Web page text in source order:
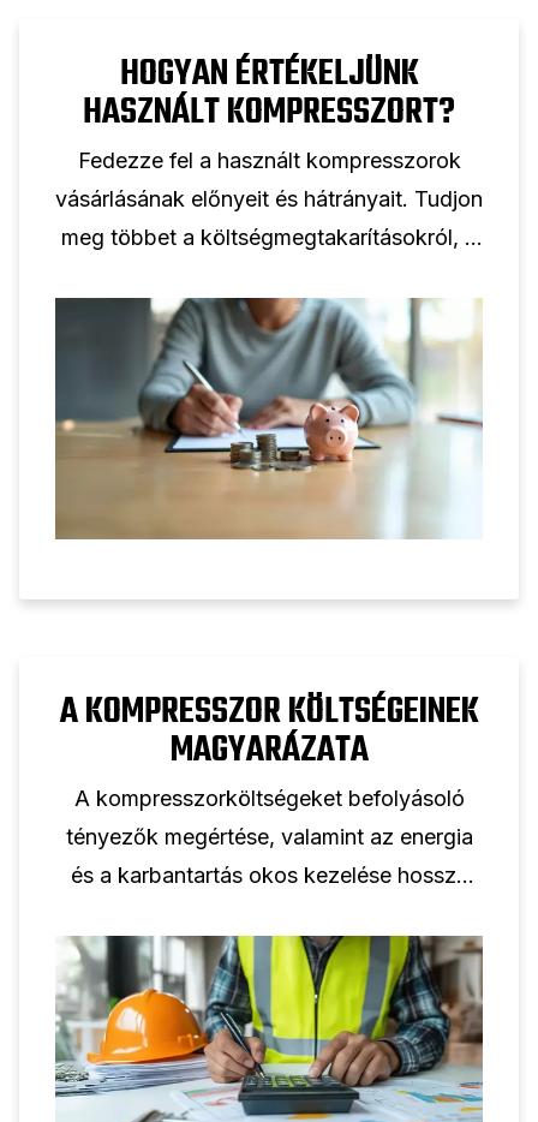
HOGYAN ÉRTÉKELJÜNK
HASZNÁLT KOMPRESSZORT?
Fedezze fel a használt kompresszorok
vásárlásának előnyeit és hátrányait. Tudjon
meg többet a költségmegtakarításokról, a
tájékozott döntéshozatalhoz.
A KOMPRESSZOR KÖLTSÉGEINEK
MAGYARÁZATA
A kompresszorköltségeket befolyásoló
tényezők megértése, valamint az energia
és a karbantartás okos kezelése hosszú
megtakarítani.